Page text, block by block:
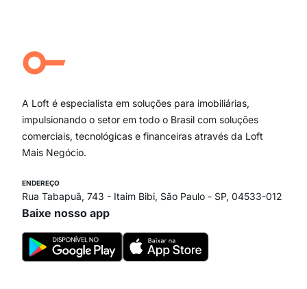
Campo Belo
Ipiranga
Paraíso
Itaim Bibi
A Loft é especialista em soluções para imobiliárias,
impulsionando o setor em todo o Brasil com soluções
comerciais, tecnológicas e financeiras através da Loft
Mais Negócio.
ENDEREÇO
Rua Tabapuã, 743 - Itaim Bibi, São Paulo - SP, 04533-012
Baixe nosso app